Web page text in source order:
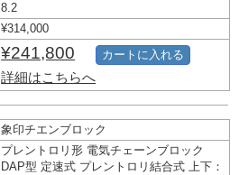
8.2
¥314,000
¥241,800
詳細はこちらへ
カートに入れる
象印チエンブロック
プレントロリ形 電気チェーンブロック
DAP型 定速式 プレントロリ結合式 上下：